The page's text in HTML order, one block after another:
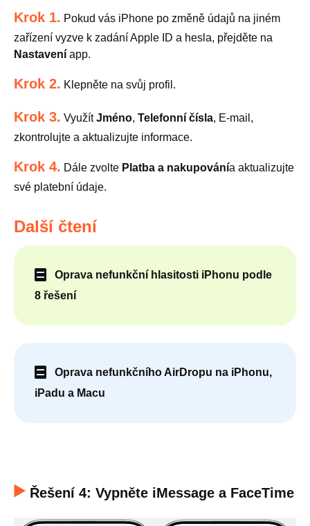
Krok 1. Pokud vás iPhone po změně údajů na jiném
zařízení vyzve k zadání Apple ID a hesla, přejděte na
Nastavení app.
Krok 2. Klepněte na svůj profil.
Krok 3. VyužítJméno, Telefonní čísla, E-mail,
zkontrolujte a aktualizujte informace.
Krok 4. Dále zvolte Platba a nakupovánía aktualizujte
své platební údaje.
Další čtení
Oprava nefunkční hlasitosti iPhonu podle
8 řešení
Oprava nefunkčního AirDropu na iPhonu,
iPadu a Macu
Řešení 4: Vypněte iMessage a FaceTime